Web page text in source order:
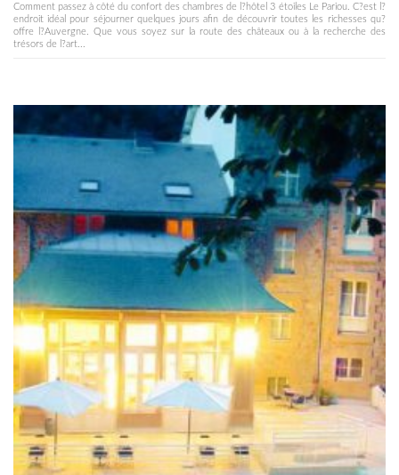
Comment passez à côté du confort des chambres de l?hôtel 3 étoiles Le Pariou. C?est l?
endroit idéal pour séjourner quelques jours afin de découvrir toutes les richesses qu?
offre l?Auvergne. Que vous soyez sur la route des châteaux ou à la recherche des
trésors de l?art...